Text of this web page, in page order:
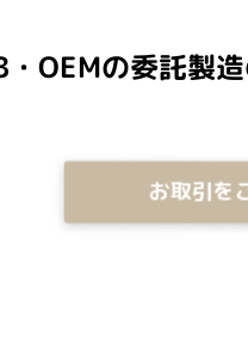
・OEMの委託製
お取引を